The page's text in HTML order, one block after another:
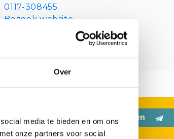
Over
media te bieden en om ons
onze partners voor social
0117-308455
Bezoek website
ihubregtsen@gmail.com
Registrieren